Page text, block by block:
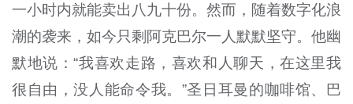
一小时内就能卖出八九十份。然而，随着数字化浪
潮的袭来，如今只剩阿克巴尔一人默默坚守。他幽
默地说：“我喜欢走路，喜欢和人聊天，在这里我
很自由，没人能命令我。”圣日耳曼的咖啡馆、巴